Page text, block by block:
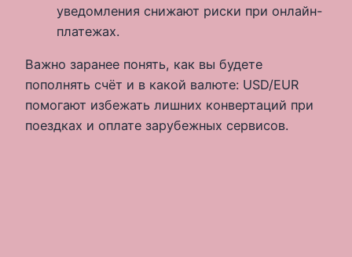
уведомления снижают риски при онлайн-
платежах.
Важно заранее понять, как вы будете
пополнять счёт и в какой валюте: USD/EUR
помогают избежать лишних конвертаций при
поездках и оплате зарубежных сервисов.